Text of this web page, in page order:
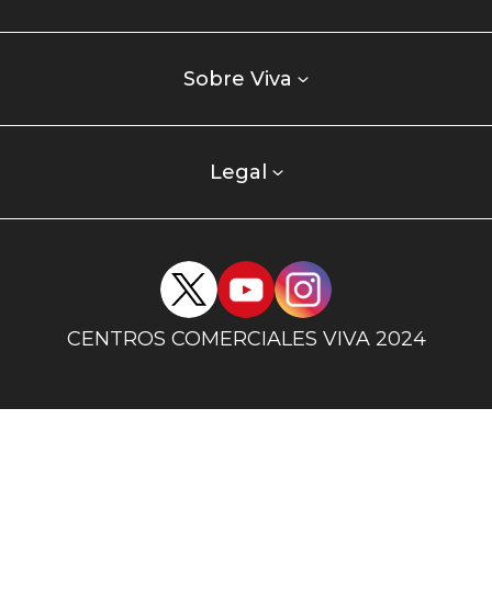
Sobre Viva
Legal
centroCENTROS COMERCIALES VIVA 2024